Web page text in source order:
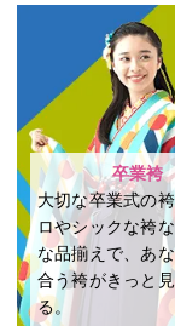
卒業袴
大切な卒業式の
ロやシックな袴
な品揃えで、あ
合う袴がきっと
る。